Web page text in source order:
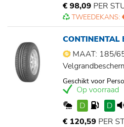
€ 98,09 PER
TWEEDEKANS:
CONTINENTAL
MAAT: 185/
Geschikt voor
Op voorraad
D
D
€ 120,59 PER